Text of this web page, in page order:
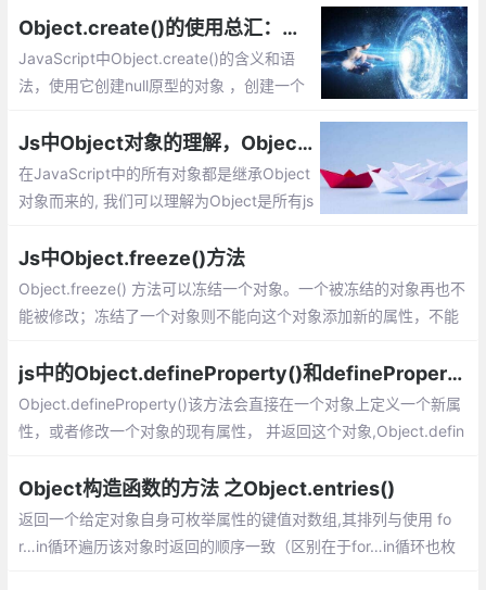
Object.create()的使用总汇：创建对象，参数说明，兼容性的实现
JavaScript中Object.create()的含义和语
法，使用它创建null原型的对象 ，创建一个
说明。
Js中Object对象的理解，Object常用的属性和方法有哪些？
在JavaScript中的所有对象都是继承Object
对象而来的, 我们可以理解为Object是所有js
属性、Object.prototype属性和方法？Obje
ct.prototype.constructor属性等
Js中Object.freeze()方法
Object.freeze() 方法可以冻结一个对象。一个被冻结的对象再也不
能被修改；冻结了一个对象则不能向这个对象添加新的属性，不能
可写性，以及不能修改已有属性的值。
js中的Object.defineProperty()和defineProperties()
Object.defineProperty()该方法会直接在一个对象上定义一个新属
性，或者修改一个对象的现有属性， 并返回这个对象,Object.defin
性，并返回该对象
Object构造函数的方法 之Object.entries()
返回一个给定对象自身可枚举属性的键值对数组,其排列与使用 fo
r…in循环遍历该对象时返回的顺序一致（区别在于for…in循环也枚